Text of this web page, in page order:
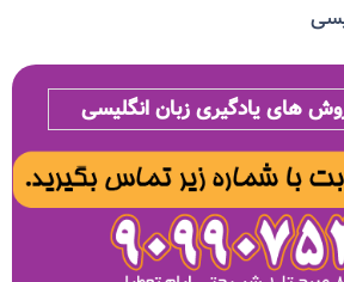
های یادگیری زبان انگلیسی